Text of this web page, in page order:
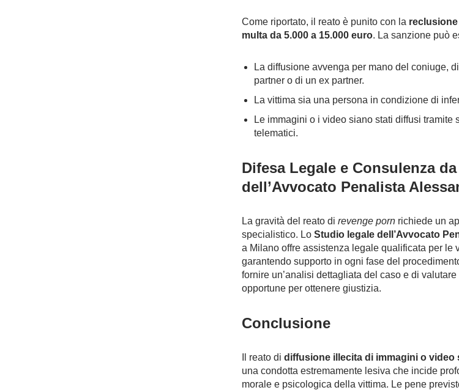
Come riportato, il reato è punito con la
multa da 5.000 a 15.000 euro. La sanzione può
La diffusione avvenga per mano del coniuge,
partner o di un ex partner.
La vittima sia una persona in condizione di
Le immagini o i video siano stati diffusi tramite
telematici.
Difesa Legale e Consulenza
dell’Avvocato Penalista
La gravità del reato di revenge pornrichiede un
specialistico. Lo Studio legale dell’Avvocato
a Milano offre assistenza legale qualificata per le
garantendo supporto in ogni fase del
fornire un’analisi dettagliata del caso e di
opportune per ottenere giustizia.
Conclusione
Il reato di diffusione illecita di immagini o video
una condotta estremamente lesiva che incide
morale e psicologica della vittima. Le pene